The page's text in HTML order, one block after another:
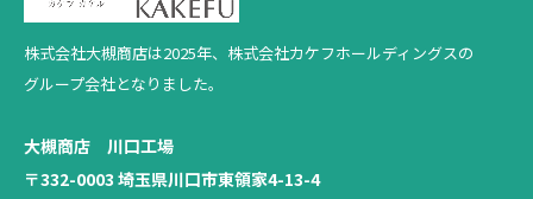
株式会社大槻商店は2025年、 株式会社カケフホールディングスの
グループ会社となりました。
大槻商店 川口工場
〒332-0003 埼玉県川口市東領家4-13-4